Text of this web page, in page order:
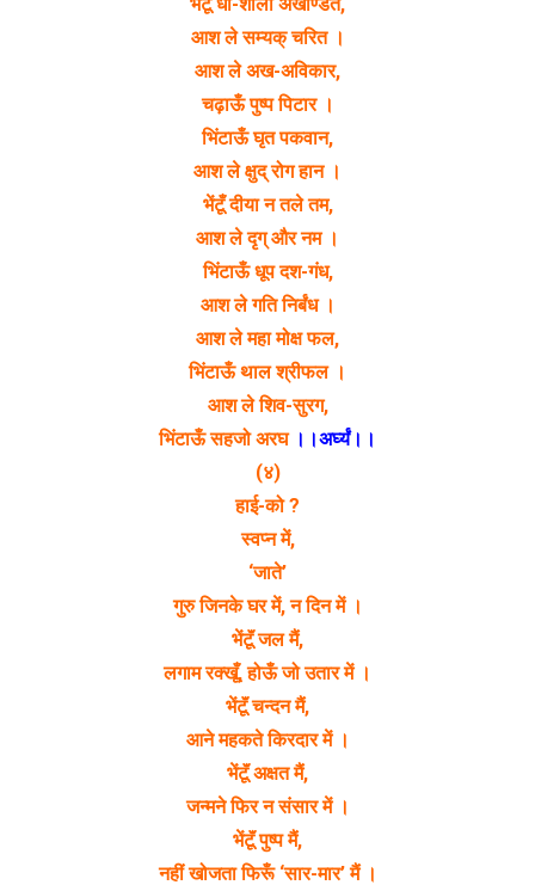
आश ले सम्यक् चरित ।
आश ले अख-अविकार,
चढ़ाऊँ पुष्प पिटार ।
भिंटाऊँ घृत पकवान,
आश ले क्षुद् रोग हान ।
भेंटूँ दीया न तले तम,
आश ले दृग् और नम ।
भिंटाऊँ धूप दश-गंध,
आश ले गति निर्बंध ।
आश ले महा मोक्ष फल,
भिंटाऊँ थाल श्रीफल ।
आश ले शिव-सुरग,
भिंटाऊँ सहजो अरघ ।।अर्घ्यं।।
(४)
हाई-को ?
स्वप्न में,
‘जाते’
गुरु जिनके घर में, न दिन में ।
भेंटूॅं जल मैं,
लगाम रक्खूँ, होऊँ जो उतार में ।
भेंटूॅं चन्दन मैं,
आने महकते किरदार में ।
भेंटूॅं अक्षत मैं,
जन्मने फिर न संसार में ।
भेंटूॅं पुष्प मैं,
नहीं खोजता फिरूँ ‘सार-मार’ मैं ।